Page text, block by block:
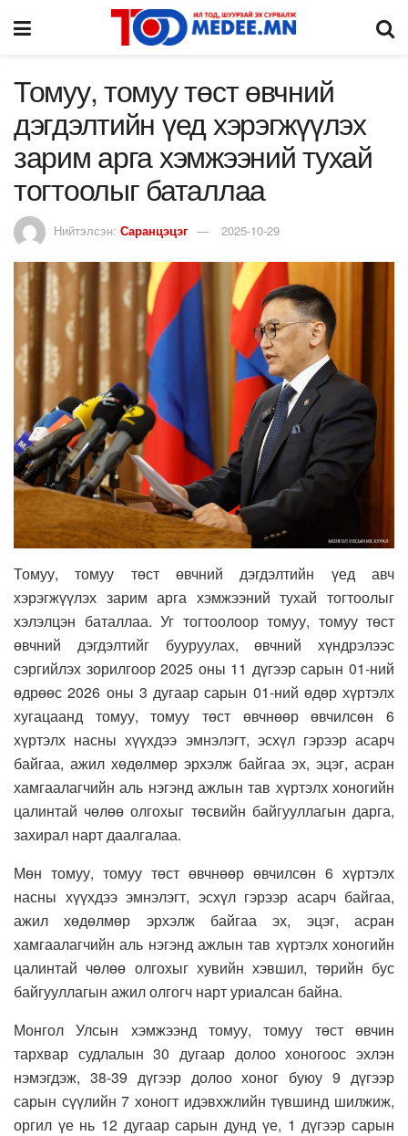
Томуу, томуу төст өвчний
дэгдэлтийн үед хэрэгжүүлэх
зарим арга хэмжээний тухай
тогтоолыг баталлаа
Нийтэлсэн: Саранцэцэг 2025-10-29
Томуу, томуу төст өвчний дэгдэлтийн үед авч
хэрэгжүүлэх зарим арга хэмжээний тухай тогтоолыг
хэлэлцэн баталлаа. Уг тогтоолоор томуу, томуу төст
өвчний дэгдэлтийг бууруулах, өвчний хүндрэлээс
сэргийлэх зорилгоор 2025 оны 11 дүгээр сарын 01-ний
өдрөөс 2026 оны 3 дугаар сарын 01-ний өдөр хүртэлх
хугацаанд томуу, томуу төст өвчнөөр өвчилсөн 6
хүртэлх насны хүүхдээ эмнэлэгт, эсхүл гэрээр асарч
байгаа, ажил хөдөлмөр эрхэлж байгаа эх, эцэг, асран
хамгаалагчийн аль нэгэнд ажлын тав хүртэлх хоногийн
цалинтай чөлөө олгохыг төсвийн байгууллагын дарга,
захирал нарт даалгалаа.
Мөн томуу, томуу төст өвчнөөр өвчилсөн 6 хүртэлх
насны хүүхдээ эмнэлэгт, эсхүл гэрээр асарч байгаа,
ажил хөдөлмөр эрхэлж байгаа эх, эцэг, асран
хамгаалагчийн аль нэгэнд ажлын тав хүртэлх хоногийн
цалинтай чөлөө олгохыг хувийн хэвшил, төрийн бус
байгууллагын ажил олгогч нарт уриалсан байна.
Монгол Улсын хэмжээнд томуу, томуу төст өвчин
тархвар судлалын 30 дугаар долоо хоногоос эхлэн
нэмэгдэж, 38-39 дүгээр долоо хоног буюу 9 дүгээр
сарын сүүлийн 7 хоногт идэвхжлийн түвшинд шилжиж,
оргил үе нь 12 дугаар сарын дунд үе, 1 дүгээр сарын